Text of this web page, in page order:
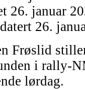
26. januar
26.
Frøslid
i rally-
lørdag.